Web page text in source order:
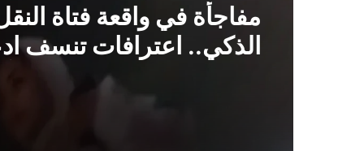
مفاجأة في واقعة فتاة
الذكي.. اعترافات تنسف
التحرش بعد خلاف على